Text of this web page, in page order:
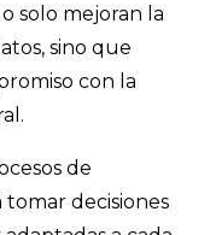
solo mejoran la
sino que
con la
de
decisiones